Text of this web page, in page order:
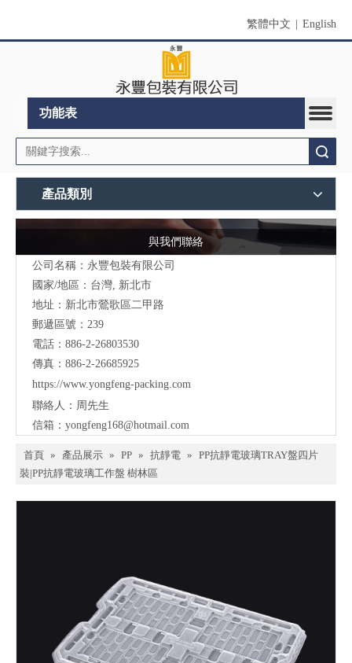
繁體中文 English
功能表
產品類別
與我們聯絡
公司名稱：永豐包裝有限公司
國家/地區：台灣, 新北市
地址：新北市鶯歌區二甲路
郵遞區號：239
電話：886-2-26803530
傳真：886-2-26685925
https://www.yongfeng-packing. com
聯絡人：周先生
信箱： yongfeng168@hotmail.com
首頁 » 產品展示 » PP » 抗靜電 » PP抗靜電玻璃TRAY盤四片
裝|PP抗靜電玻璃工作盤 樹林區